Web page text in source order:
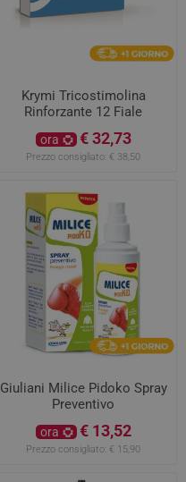
Krymi Tricostimolina
Rinforzante 12 Fiale
ora € 32,73
Prezzo consigliato: € 38,50
Giuliani Milice Pidoko Spray
Preventivo
ora € 13,52
Prezzo consigliato: € 15,90